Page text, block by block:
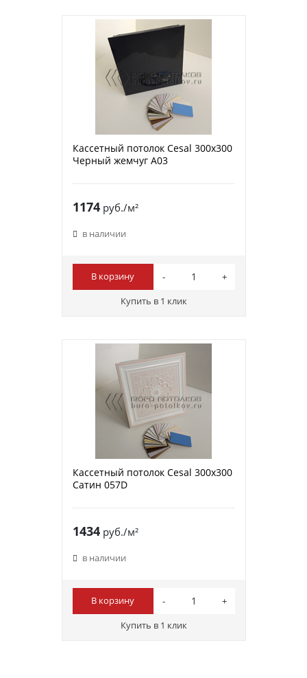
Кассетный потолок Cesal 300х300
Черный жемчуг A03
1174руб./м²
в наличии
В корзину
Купить в 1 клик
Кассетный потолок Cesal 300х300
Сатин 057D
1434руб./м²
в наличии
В корзину
Купить в 1 клик